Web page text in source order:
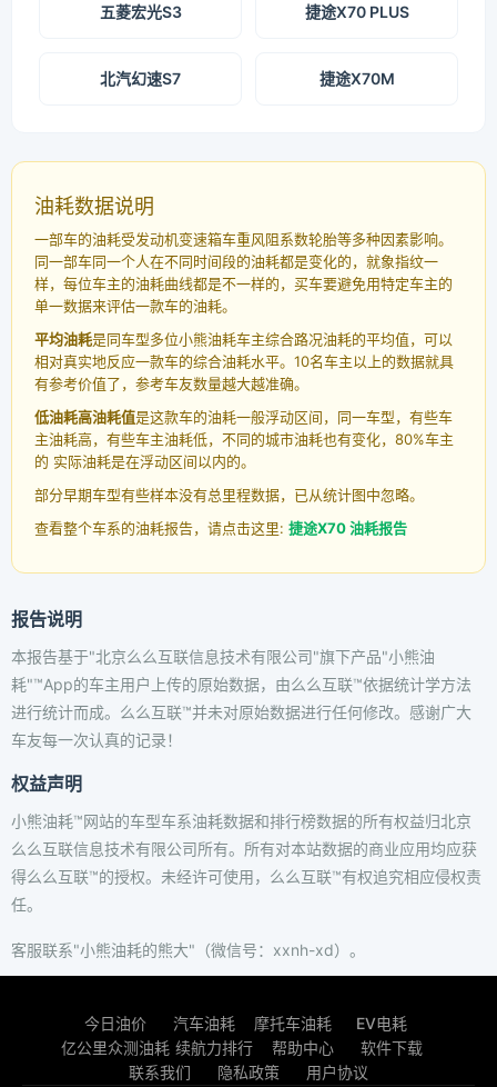
五菱宏光S3 捷途X70 PLUS
北汽幻速S7 捷途X70M
油耗数据说明
一部车的油耗受发动机变速箱车重风阻系数轮胎等多种因素影响。
同一部车同一个人在不同时间段的油耗都是变化的，就象指纹一
样，每位车主的油耗曲线都是不一样的，买车要避免用特定车主的
单一数据来评估一款车的油耗。
平均油耗是同车型多位小熊油耗车主综合路况油耗的平均值，可以
相对真实地反应一款车的综合油耗水平。10名车主以上的数据就具
有参考价值了，参考车友数量越大越准确。
低油耗高油耗值是这款车的油耗一般浮动区间，同一车型，有些车
主油耗高，有些车主油耗低，不同的城市油耗也有变化，80%车主
的 实际油耗是在浮动区间以内的。
部分早期车型有些样本没有总里程数据，已从统计图中忽略。
查看整个车系的油耗报告，请点击这里: 捷途X70 油耗报告
报告说明
本报告基于"北京么么互联信息技术有限公司"旗下产品"小熊油
耗"™App的车主用户上传的原始数据，由么么互联™依据统计学方法
进行统计而成。么么互联™并未对原始数据进行任何修改。感谢广大
车友每一次认真的记录！
权益声明
小熊油耗™网站的车型车系油耗数据和排行榜数据的所有权益归北京
么么互联信息技术有限公司所有。所有对本站数据的商业应用均应获
得么么互联™的授权。未经许可使用，么么互联™有权追究相应侵权责
任。
客服联系"小熊油耗的熊大"（微信号：xxnh-xd）。
今日油价 汽车油耗 摩托车油耗
EV电耗
亿公里众测油耗 续航力排行 帮助中心
软件下载
联系我们
隐私政策 用户协议